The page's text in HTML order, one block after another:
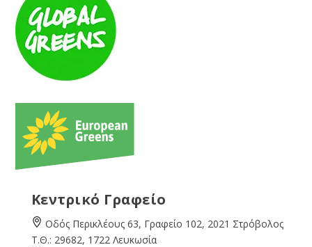
Κεντρικό Γραφείο
Οδός Περικλέους 63, Γραφείο 102, 2021 Στρόβολος
Τ.Θ.: 29682, 1722 Λευκωσία